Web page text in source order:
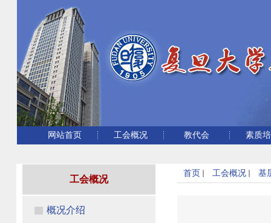
网站首页 工会概况 教代会 素质
工会概况
概况介绍
首页 工会概况 基